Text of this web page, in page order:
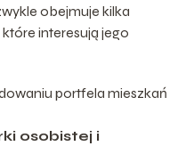
obejmuje kilka
interesują jego
portfela mieszkań
osobistej i